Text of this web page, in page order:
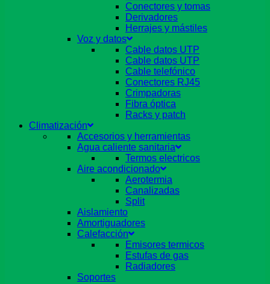
Conectores y tomas
Derivadores
Herrajes y mástiles
Voz y datos
Cable datos UTP
Cable datos UTP
Cable telefónico
Conectores RJ45
Crimpadoras
Fibra óptica
Racks y patch
Climatización
Accesorios y herramientas
Agua caliente sanitaria
Termos electricos
Aire acondicionado
Aerotermia
Canalizadas
Split
Aislamiento
Amortiguadores
Calefacción
Emisores termicos
Estufas de gas
Radiadores
Soportes